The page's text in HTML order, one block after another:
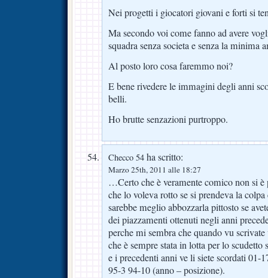
Nei progetti i giocatori giovani e forti si
Ma secondo voi come fanno ad avere
squadra senza societa e senza la minima
Al posto loro cosa faremmo noi?
E bene rivedere le immagini degli anni
belli.
Ho brutte senzazioni purtroppo.
Checco 54 ha scritto:
Marzo 25th, 2011 alle 18:27
…Certo che è veramente comico non si
che lo voleva rotto se si prendeva la
sarebbe meglio abbozzarla pittosto se
dei piazzamenti ottenuti negli anni
perche mi sembra che quando vu
che è sempre stata in lotta per lo scudetto
e i precedenti anni ve li siete scordati 01-
95-3 94-10 (anno – posizione).